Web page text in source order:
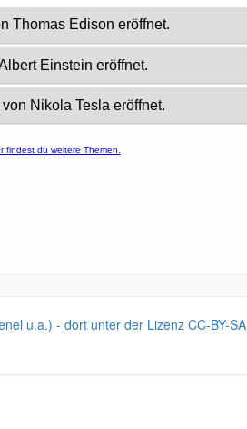
u.a.) - dort unter der Lizenz CC-BY-SA